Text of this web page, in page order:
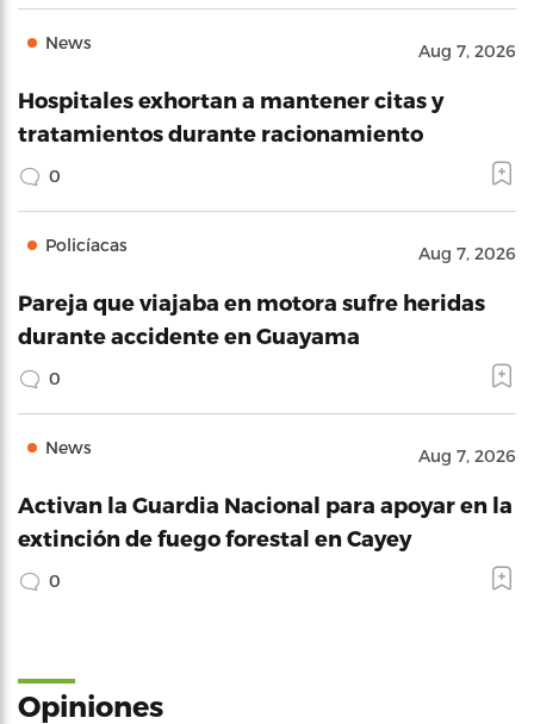
News Aug 7, 2026
Hospitales exhortan a mantener citas y
tratamientos durante racionamiento
0
Policíacas Aug 7, 2026
Pareja que viajaba en motora sufre heridas
durante accidente en Guayama
0
News Aug 7, 2026
Activan la Guardia Nacional para apoyar en la
extinción de fuego forestal en Cayey
0
Opiniones